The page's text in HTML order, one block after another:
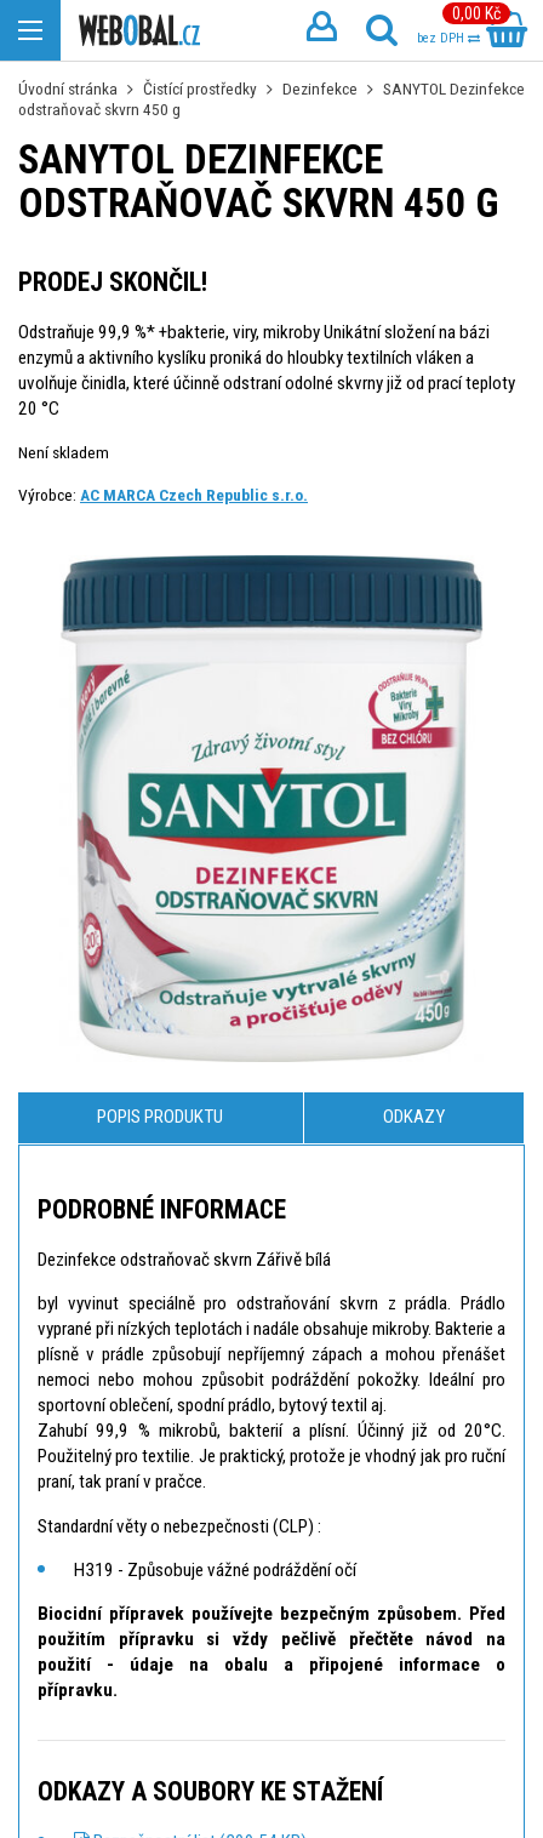
0,00 Kč
bez DPH
Úvodní stránka Čistící prostředky Dezinfekce
SANYTOL Dezinfekce
odstraňovač skvrn 450 g
SANYTOL DEZINFEKCE
ODSTRAŇOVAČ SKVRN 450 G
PRODEJ SKONČIL!
Odstraňuje 99,9 %* +bakterie, viry, mikroby Unikátní složení na bázi
enzymů a aktivního kyslíku proniká do hloubky textilních vláken a
uvolňuje činidla, které účinně odstraní odolné skvrny již od prací teploty
20 °C
Není skladem
Výrobce: AC MARCA Czech Republic s.r.o.
POPIS PRODUKTU ODKAZY
PODROBNÉ INFORMACE
Dezinfekce odstraňovač skvrn Zářivě bílá
byl vyvinut speciálně pro odstraňování skvrn z prádla. Prádlo
vyprané při nízkých teplotách i nadále obsahuje mikroby. Bakterie a
plísně v prádle způsobují nepříjemný zápach a mohou přenášet
nemoci nebo mohou způsobit podráždění pokožky. Ideální pro
sportovní oblečení, spodní prádlo, bytový textil aj.
Zahubí 99,9 % mikrobů, bakterií a plísní. Účinný již od 20°C.
Použitelný pro textilie. Je praktický, protože je vhodný jak pro ruční
praní, tak praní v pračce.
Standardní věty o nebezpečnosti (CLP) :
H319 - Způsobuje vážné podráždění očí
Biocidní přípravek používejte bezpečným způsobem. Před
použitím přípravku si vždy pečlivě přečtěte návod na
použití - údaje na obalu a připojené informace o
přípravku.
ODKAZY A SOUBORY KE STAŽENÍ